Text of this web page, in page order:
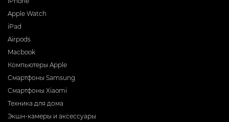
Apple Watch
iPad
Airpods
Macbook
Компьютеры Apple
Смартфоны Samsung
Смартфоны Xiaomi
Техника для дома
Экшн-камеры и аксессуары